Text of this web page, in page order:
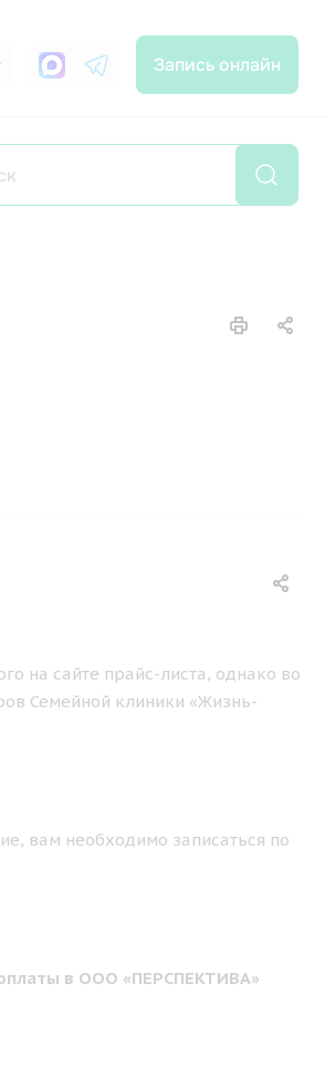
Запись онлайн
на сайте прайс-листа, однако во
Семейной клиники «Жизнь-
вам необходимо записаться по
оплаты в ООО «ПЕРСПЕКТИВА»